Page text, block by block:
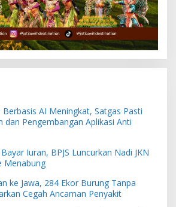
AI Meningkat, Satgas Pasti
dan Pengembangan Aplikasi Anti
Iuran, BPJS Luncurkan Nadi JKN
Menabung
ke Jawa, 284 Ekor Burung Tanpa
Cegah Ancaman Penyakit